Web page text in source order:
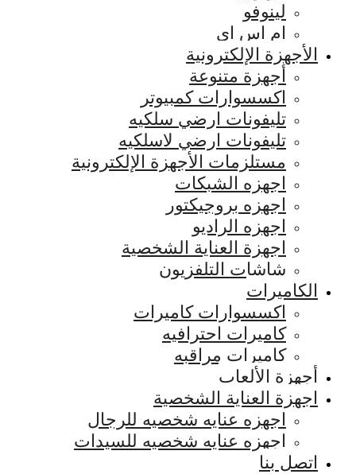
لينوفو
ام اس اي
الأجهزة الإلكترونية
أجهزة متنوعة
اكسسوارات كمبيوتر
تليفونات ارضي سلكيه
تليفونات ارضي لاسلكيه
مستلزمات الأجهزة الإلكترونية
اجهزه الشبكات
اجهزه بروجيكتور
اجهزه الراديو
اجهزة العناية الشخصية
شاشات التلفزيون
الكاميرات
اكسسوارات كاميرات
كاميرات احترافيه
كاميرات مراقبه
أجهزة الألعاب
اجهزة العناية الشخصية
اجهزه عنايه شخصيه للرجال
اجهزه عنايه شخصيه للسيدات
اتصل بنا